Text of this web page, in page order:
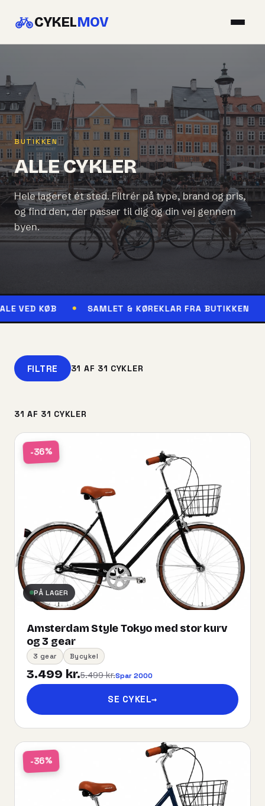
CYKELMOV
BUTIKKEN
ALLE CYKLER
Hele lageret ét sted. Filtrér på type, brand og pris,
og find den, der passer til dig og din vej gennem
byen.
SAMLET & KØREKLAR FRA BUTIKKEN
FILTRE 31 AF 31 CYKLER
31 AF 31 CYKLER
-36%
PÅ LAGER
Amsterdam Style Tokyo med stor kurv
og 3 gear
3 gear Bycykel
3.499 kr.5.499 kr.Spar 2000
SE CYKEL→
-36%